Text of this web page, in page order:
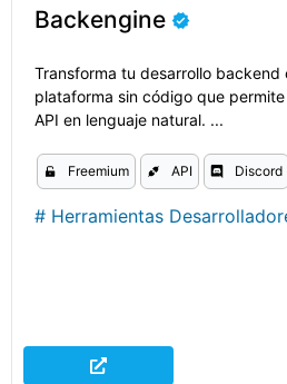
Backengine
Transforma tu desarrollo backend
plataforma sin código que
API en lenguaje natural. ...
Freemium API Discord
# Herramientas